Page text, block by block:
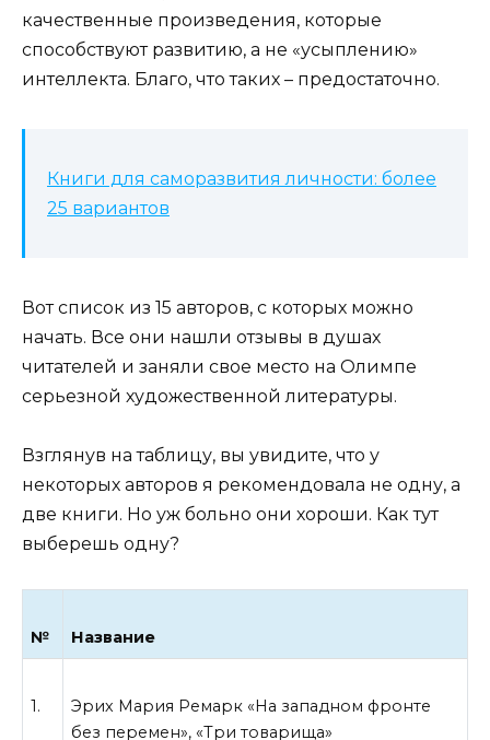
качественные произведения, которые
способствуют развитию, а не «усыплению»
интеллекта. Благо, что таких – предостаточно.
Книги для саморазвития личности: более
25 вариантов
Вот список из 15 авторов, с которых можно
начать. Все они нашли отзывы в душах
читателей и заняли свое место на Олимпе
серьезной художественной литературы.
Взглянув на таблицу, вы увидите, что у
некоторых авторов я рекомендовала не одну, а
две книги. Но уж больно они хороши. Как тут
выберешь одну?
№ Название
1.
Эрих Мария Ремарк «На западном фронте
без перемен», «Три товарища»